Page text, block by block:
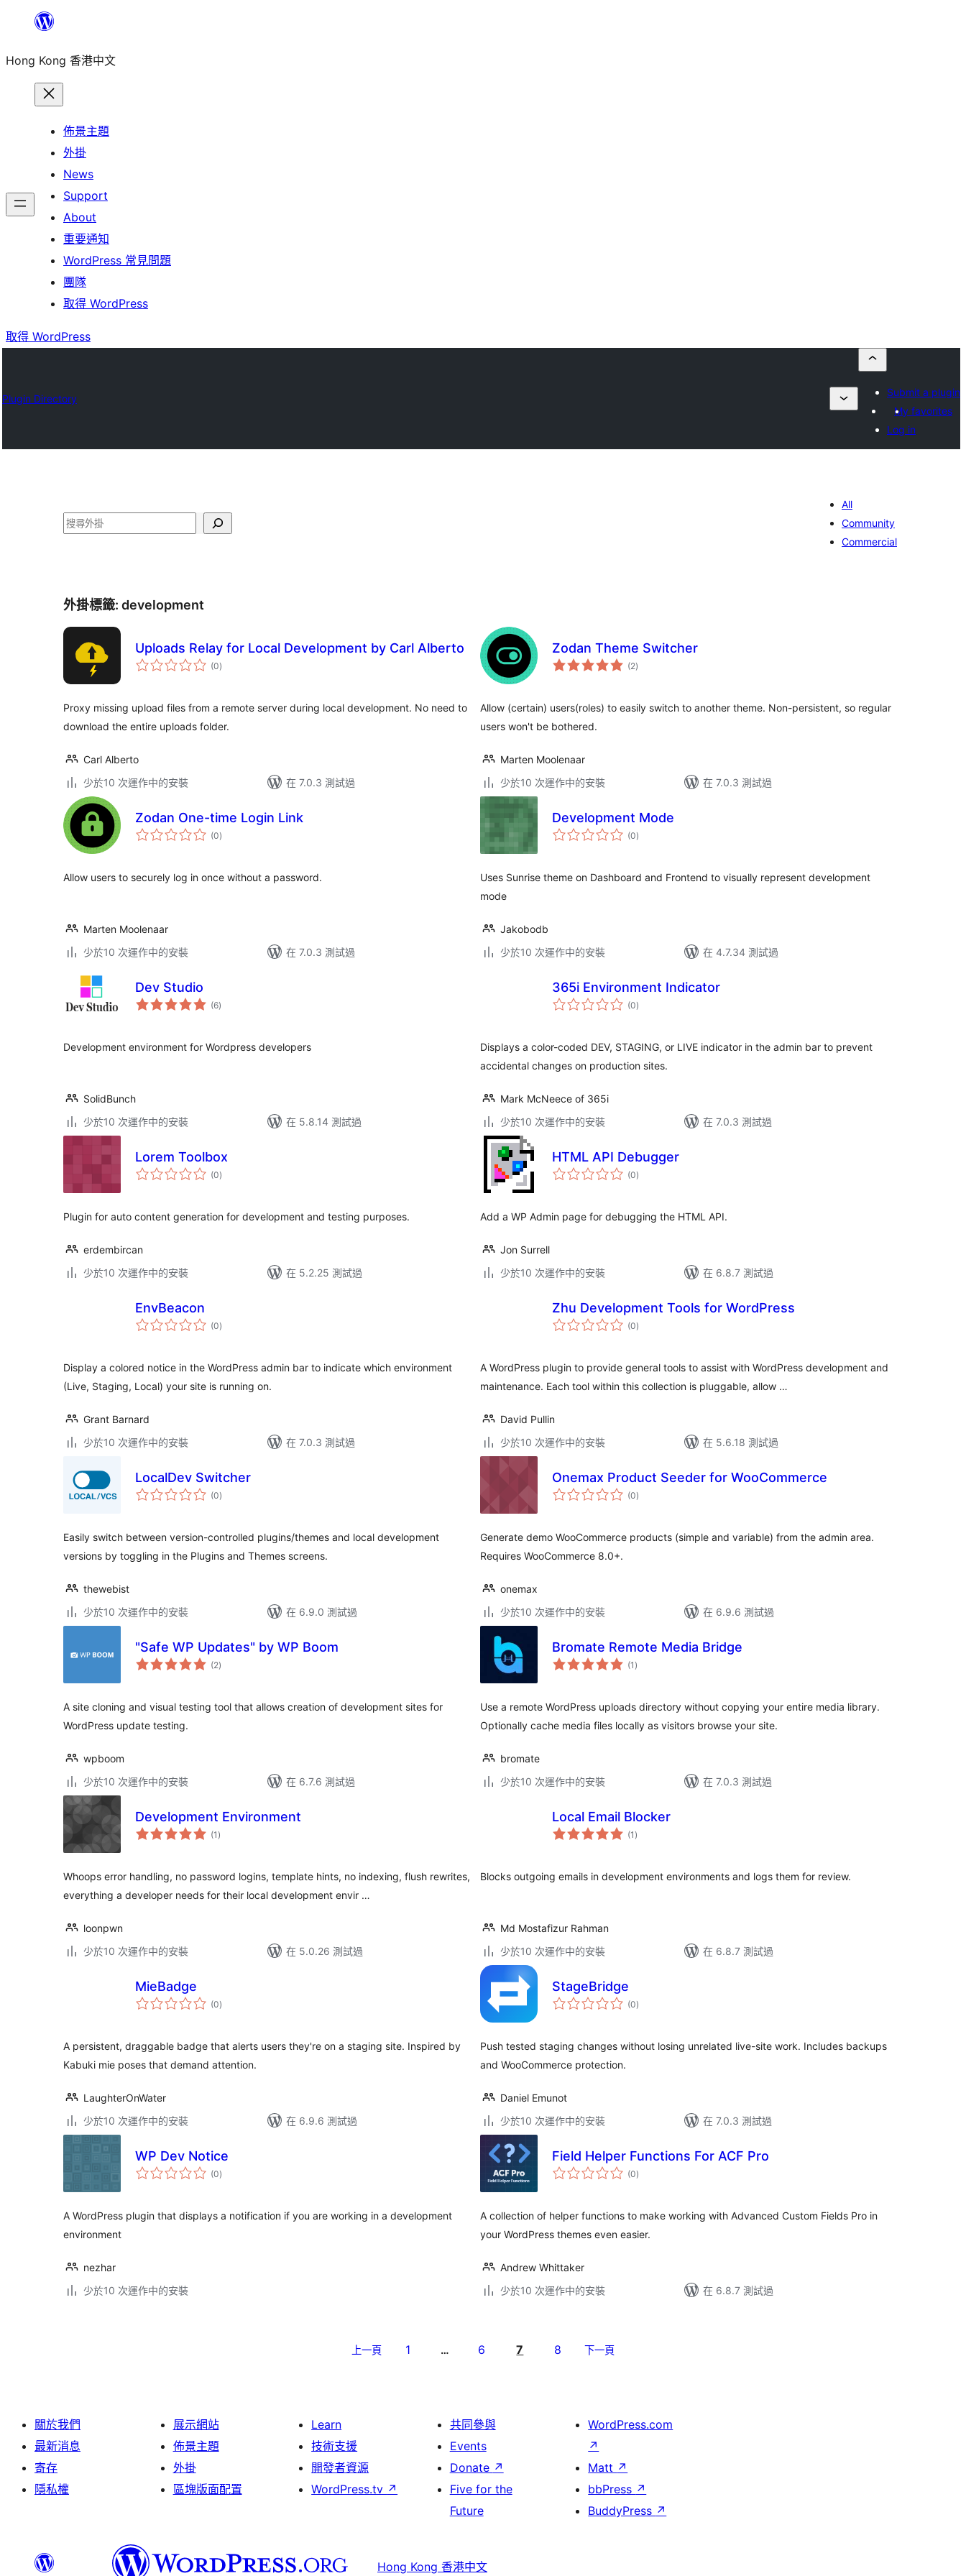
主
Hong Kong 香港中文
佈景主題
外掛
News
Support
About
重要通知
WordPress 常見問題
團隊
取得 WordPress
取得 WordPress
Plugin Directory
Submit a plugin
My favorites
Log in
搜
All
Community
Commercial
外掛標籤: development
Uploads Relay for Local Development by Carl Alberto
(0總
評)
Proxy missing upload files from a remote server during local development. No need to
download the entire uploads folder.
Carl Alberto
少於10 次運作中的安裝
在 7.0.3 測試過
Zodan Theme Switcher
(2總
評)
Allow (certain) users(roles) to easily switch to another theme. Non-persistent, so regular
users won't be bothered.
Marten Moolenaar
少於10 次運作中的安裝
在 7.0.3 測試過
Zodan One-time Login Link
(0總
評)
Allow users to securely log in once without a password.
Marten Moolenaar
少於10 次運作中的安裝
在 7.0.3 測試過
Development Mode
(0總
評)
Uses Sunrise theme on Dashboard and Frontend to visually represent development
mode
Jakobodb
少於10 次運作中的安裝
在 4.7.34 測試過
Dev Studio
(6總
評)
Development environment for Wordpress developers
SolidBunch
少於10 次運作中的安裝
在 5.8.14 測試過
365i Environment Indicator
(0總
評)
Displays a color-coded DEV, STAGING, or LIVE indicator in the admin bar to prevent
accidental changes on production sites.
Mark McNeece of 365i
少於10 次運作中的安裝
在 7.0.3 測試過
Lorem Toolbox
(0總
評)
Plugin for auto content generation for development and testing purposes.
erdembircan
少於10 次運作中的安裝
在 5.2.25 測試過
HTML API Debugger
(0總
評)
Add a WP Admin page for debugging the HTML API.
Jon Surrell
少於10 次運作中的安裝
在 6.8.7 測試過
EnvBeacon
(0總
評)
Display a colored notice in the WordPress admin bar to indicate which environment
(Live, Staging, Local) your site is running on.
Grant Barnard
少於10 次運作中的安裝
在 7.0.3 測試過
Zhu Development Tools for WordPress
(0總
評)
A WordPress plugin to provide general tools to assist with WordPress development and
maintenance. Each tool within this collection is pluggable, allow …
David Pullin
少於10 次運作中的安裝
在 5.6.18 測試過
LocalDev Switcher
(0總
評)
Easily switch between version-controlled plugins/themes and local development
versions by toggling in the Plugins and Themes screens.
thewebist
少於10 次運作中的安裝
在 6.9.0 測試過
Onemax Product Seeder for WooCommerce
(0總
評)
Generate demo WooCommerce products (simple and variable) from the admin area.
Requires WooCommerce 8.0+.
onemax
少於10 次運作中的安裝
在 6.9.6 測試過
"Safe WP Updates" by WP Boom
(2總
評)
A site cloning and visual testing tool that allows creation of development sites for
WordPress update testing.
wpboom
少於10 次運作中的安裝
在 6.7.6 測試過
Bromate Remote Media Bridge
(1 總
評)
Use a remote WordPress uploads directory without copying your entire media library.
Optionally cache media files locally as visitors browse your site.
bromate
少於10 次運作中的安裝
在 7.0.3 測試過
Development Environment
(1 總
評)
Whoops error handling, no password logins, template hints, no indexing, flush rewrites,
everything a developer needs for their local development envir …
loonpwn
少於10 次運作中的安裝
在 5.0.26 測試過
Local Email Blocker
(1 總
評)
Blocks outgoing emails in development environments and logs them for review.
Md Mostafizur Rahman
少於10 次運作中的安裝
在 6.8.7 測試過
MieBadge
(0總
評)
A persistent, draggable badge that alerts users they're on a staging site. Inspired by
Kabuki mie poses that demand attention.
LaughterOnWater
少於10 次運作中的安裝
在 6.9.6 測試過
StageBridge
(0總
評)
Push tested staging changes without losing unrelated live-site work. Includes backups
and WooCommerce protection.
Daniel Emunot
少於10 次運作中的安裝
在 7.0.3 測試過
WP Dev Notice
(0總
評)
A WordPress plugin that displays a notification if you are working in a development
environment
nezhar
少於10 次運作中的安裝
Field Helper Functions For ACF Pro
(0總
評)
A collection of helper functions to make working with Advanced Custom Fields Pro in
your WordPress themes even easier.
Andrew Whittaker
少於10 次運作中的安裝
在 6.8.7 測試過
上一頁 1 … 6 7 8 下一頁
關於我們
最新消息
寄存
隱私權
展示網站
佈景主題
外掛
區塊版面配置
Learn
技術支援
開發者資源
WordPress.tv ↗
共同參與
Events
Donate ↗
Five for the
Future
WordPress.com
↗
Matt ↗
bbPress ↗
BuddyPress ↗
Hong Kong 香港中文